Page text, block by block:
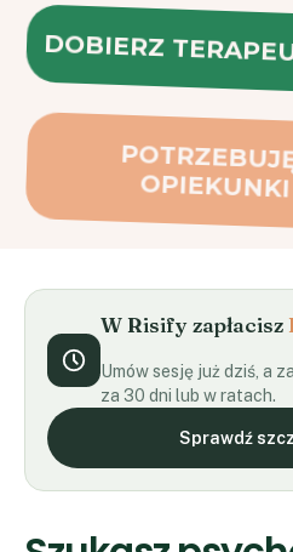
W Risify zapłacisz
Umów sesję już dziś, a
Sprawdź
Szukasz
swoim
jak to